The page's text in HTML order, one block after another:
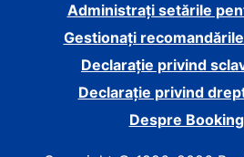
Administrați setările
Gestionați
Declarație privind
Declarație privind
Despre